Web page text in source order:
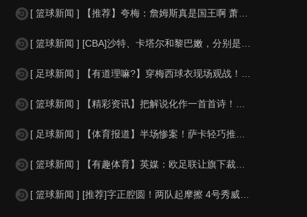
[ 篮球新闻 ] 【推荐】夸梅：詹姆斯真是国王啊 萧华都得听他的 新赛季日程安
[ 篮球新闻 ] [CBA]沙特、卡塔尔和黎巴嫩，分别是什么水平？
[ 足球新闻 ] 【有道理嘛?】穿梅西球衣现场观战！马思纯晒照：终究是人生，不
[ 篮球新闻 ] 【精彩资讯】把解说化作一首首诗！贺炜本届世界杯金句合集
[ 足球新闻 ] 【体育报道】半场惨案！萨卡轻巧推射双响，英格兰4-0领先法国
[ 篮球新闻 ] 【有趣体育】英媒：欧足联让旗下裁判避免像世界杯一样，用VAR
[ 篮球新闻 ] [推荐]字正腔圆！两队起摩擦 4号秀威尔逊大声嘲讽卡卢马:W